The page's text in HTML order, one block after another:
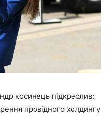
косинець підкреслив:
провідного холдингу